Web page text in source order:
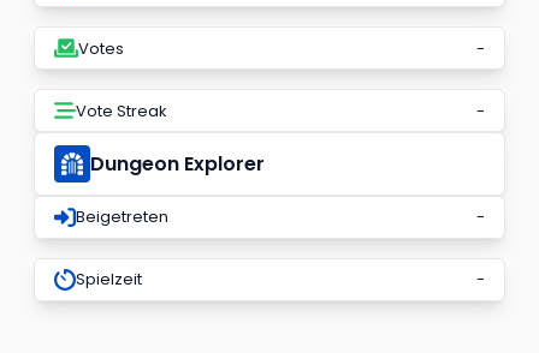
Votes -
Vote Streak -
Dungeon Explorer
Beigetreten -
Spielzeit -